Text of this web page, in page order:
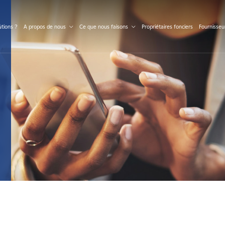
? A propos de nous Ce que nous faisons Propriétaires fonciers